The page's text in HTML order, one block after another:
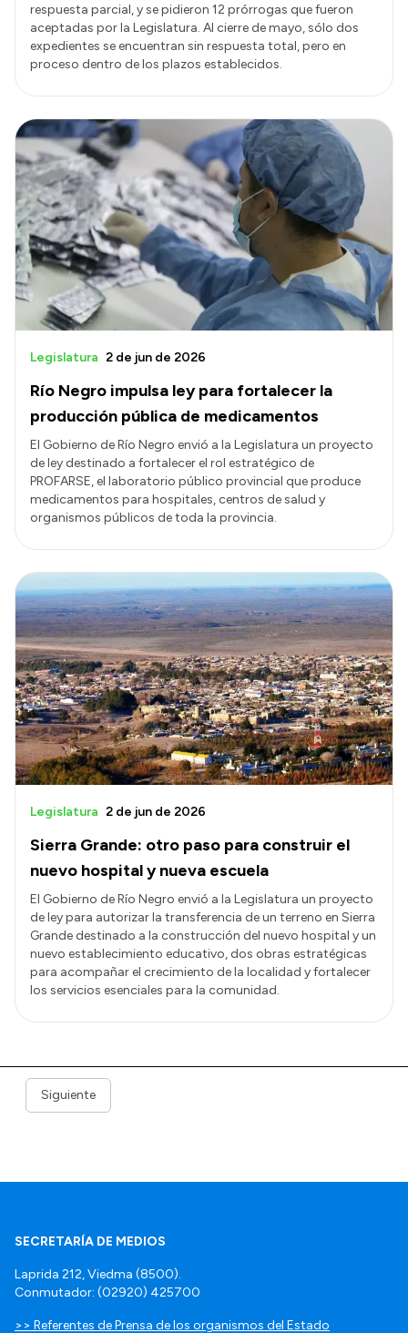
respuesta parcial, y se pidieron 12 prórrogas que fueron
aceptadas por la Legislatura. Al cierre de mayo, sólo dos
expedientes se encuentran sin respuesta total, pero en
proceso dentro de los plazos establecidos.
Río Negro impulsa ley para fortalecer la
producción pública de medicamentos
Legislatura 2 de jun de 2026
El Gobierno de Río Negro envió a la Legislatura un proyecto
de ley destinado a fortalecer el rol estratégico de
PROFARSE, el laboratorio público provincial que produce
medicamentos para hospitales, centros de salud y
organismos públicos de toda la provincia.
Sierra Grande: otro paso para construir el
nuevo hospital y nueva escuela
Legislatura 2 de jun de 2026
El Gobierno de Río Negro envió a la Legislatura un proyecto
de ley para autorizar la transferencia de un terreno en Sierra
Grande destinado a la construcción del nuevo hospital y un
nuevo establecimiento educativo, dos obras estratégicas
para acompañar el crecimiento de la localidad y fortalecer
los servicios esenciales para la comunidad.
Siguiente
SECRETARÍA DE MEDIOS
Laprida 212, Viedma (8500).
Conmutador: (02920) 425700
>> Referentes de Prensa de los organismos del Estado